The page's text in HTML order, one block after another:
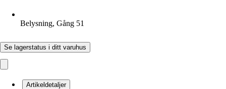
Belysning, Gång 51
Se lagerstatus i ditt varuhus
Artikeldetaljer